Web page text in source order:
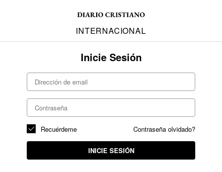
INTERNACIONAL
Inicie Sesión
Contraseña olvidado?
Recuérdeme
INICIE SESIÓN